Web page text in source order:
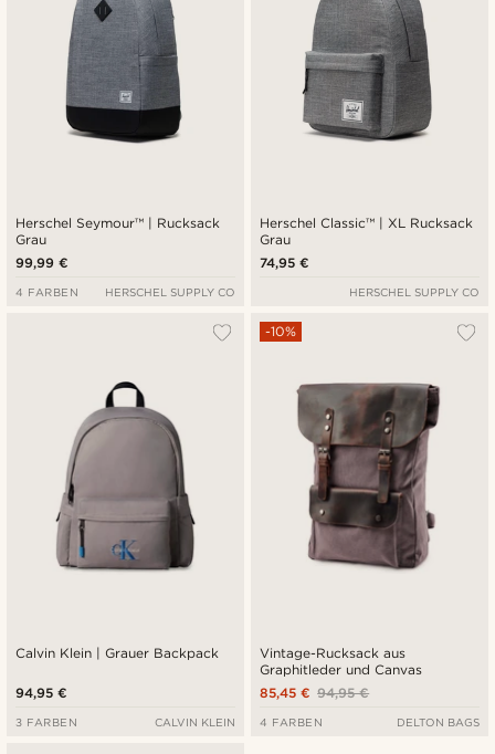
Herschel Seymour™ | Rucksack
Grau
99,99 €
4 FARBEN HERSCHEL SUPPLY CO
Herschel Classic™ | XL Rucksack
Grau
74,95 €
HERSCHEL SUPPLY CO
Calvin Klein | Grauer Backpack
94,95 €
3 FARBEN CALVIN KLEIN
Vintage-Rucksack aus
Graphitleder und Canvas
-10%
94,95 €
85,45 €
4 FARBEN DELTON BAGS